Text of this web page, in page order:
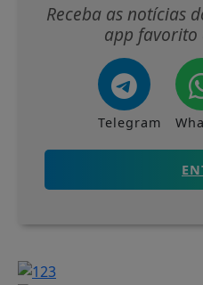
Receba as notícias
app favorito
Telegram